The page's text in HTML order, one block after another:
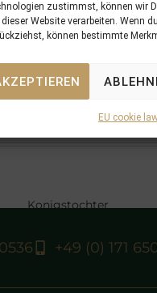
zustimmst, können wir
Website verarbeiten. Wenn
können bestimmte
EU cookie
Sinndar
Konigstochter
+49 (0) 171